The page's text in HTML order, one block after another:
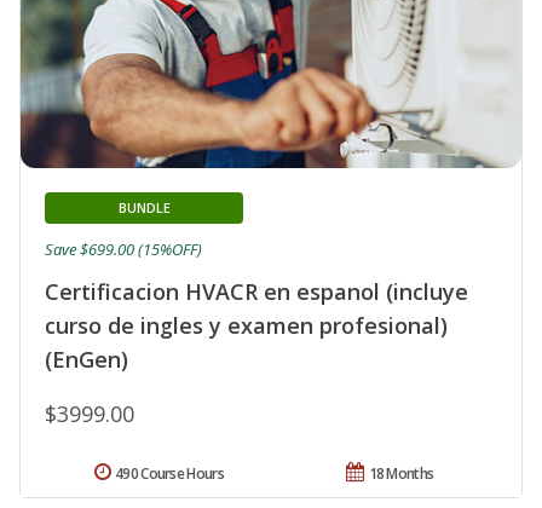
Certificacion HVACR en espanol (incluye
curso de ingles y examen profesional)
(EnGen)
BUNDLE
$3999.00
Save $699.00 (15%OFF)
18 Months
490 Course Hours